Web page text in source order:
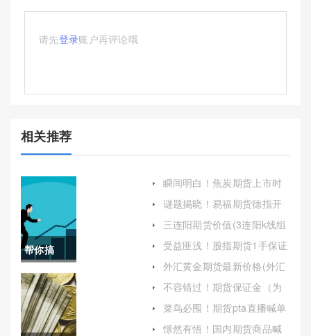
请先登录账户再评论哦
相关推荐
帮你搞
定！信管
家美原油
期货开户
瞬间明白！焦炭期货上市时
间(焦炭期货上市时间是在什
么时候)
谜题揭晓！易福期货德指开
户（帮助投资者顺利开启国
际期货交易之旅）
三连阳期货价值(3连阳k线组
合)
受益匪浅！股指期货1手保证
金（有助于投资者更好地把
握市场动态）
外汇黄金期货最新价格(外汇
黄金期货最新价格表)
不容错过！期货保证金（为
读者提供一个全面而深入的
理解）
菜鸟必囤！期货pta直播喊单
(投资者的实时市场指南)
憬然有悟！国内期货商品喊